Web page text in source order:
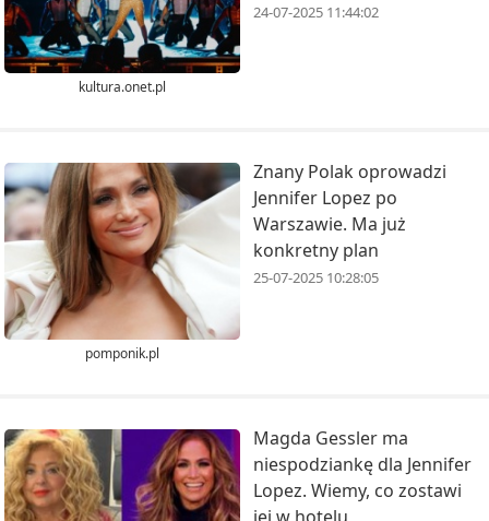
kultura.onet.pl
24-07-2025 11:44:02
pomponik.pl
Znany Polak oprowadzi
Jennifer Lopez po
Warszawie. Ma już
konkretny plan
25-07-2025 10:28:05
Magda Gessler ma
niespodziankę dla Jennifer
Lopez. Wiemy, co zostawi
jej w hotelu